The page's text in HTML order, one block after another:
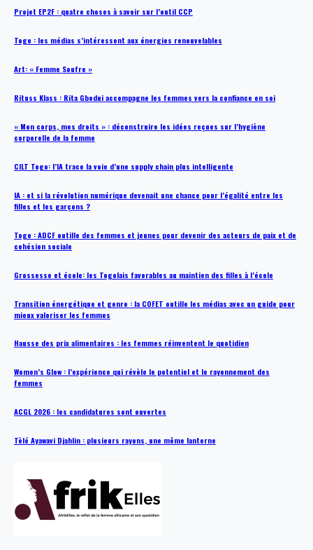
Projet EP2F : quatre choses à savoir sur l’outil CCP
Togo : les médias s’intéressent aux énergies renouvelables
Art: « Femme Soufre »
Rituss Klass : Rita Gbodui accompagne les femmes vers la confiance en soi
« Mon corps, mes droits » : déconstruire les idées reçues sur l’hygiène
corporelle de la femme
CILT Togo: l’IA trace la voie d’une supply chain plus intelligente
IA : et si la révolution numérique devenait une chance pour l’égalité entre les
filles et les garçons ?
Togo : ADCF outille des femmes et jeunes pour devenir des acteurs de paix et de
cohésion sociale
Grossesse et école: les Togolais favorables au maintien des filles à l’école
Transition énergétique et genre : la COFET outille les médias avec un guide pour
mieux valoriser les femmes
Hausse des prix alimentaires : les femmes réinventent le quotidien
Women’s Glow : l’expérience qui révèle le potentiel et le rayonnement des
femmes
ACGL 2026 : les candidatures sont ouvertes
Tèlé Ayawavi Djahlin : plusieurs rayons, une même lanterne